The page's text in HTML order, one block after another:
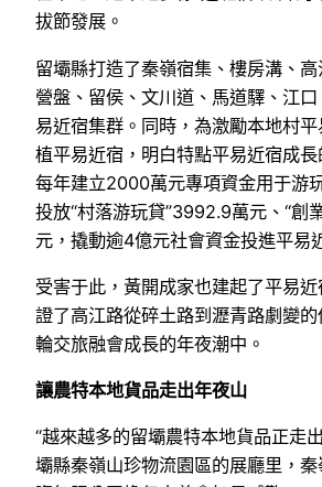
拔節發展。
留壩縣打造了秦嶺宿集、樓房溝、高
營盤、留侯、文川道、馬道驛、江
易近宿集群。同時，為激勵本地村
植平易近宿，明白特點平易近宿成長
每年建立2000萬元專項資金用于游
投放“村落游玩貸”3992.9萬元、“創
元，撬動逾4億元社會資金投進平易
受害于此，黃開成家也建起了平易
證了高江路從碎土路到瀝青路劇變
輪交旅融會成長的年夜潮中。
讓農特本地貨品走出年夜山
“越來越多的留壩農特本地貨品正走
壩縣秦嶺山珍物流園區的展廳里，